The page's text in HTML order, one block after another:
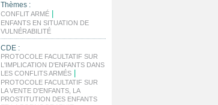
Thèmes :
CONFLIT ARMÉ
ENFANTS EN SITUATION DE
VULNÉRABILITÉ
CDE :
PROTOCOLE FACULTATIF SUR
L'IMPLICATION D'ENFANTS DANS
LES CONFLITS ARMÉS
PROTOCOLE FACULTATIF SUR
LA VENTE D'ENFANTS, LA
PROSTITUTION DES ENFANTS